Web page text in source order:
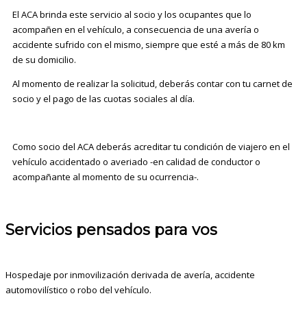
El ACA brinda este servicio al socio y los ocupantes que lo
acompañen en el vehículo, a consecuencia de una avería o
accidente sufrido con el mismo, siempre que esté a más de 80 km
de su domicilio.
Al momento de realizar la solicitud, deberás contar con tu carnet de
socio y el pago de las cuotas sociales al día.
Como socio del ACA deberás acreditar tu condición de viajero en el
vehículo accidentado o averiado -en calidad de conductor o
acompañante al momento de su ocurrencia-.
Servicios pensados para vos
Hospedaje por inmovilización derivada de avería, accidente
automovilístico o robo del vehículo.